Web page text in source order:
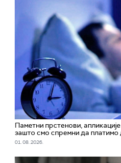
Паметни прстенови,
зашто смо спремни да платимо
01. 08. 2026.